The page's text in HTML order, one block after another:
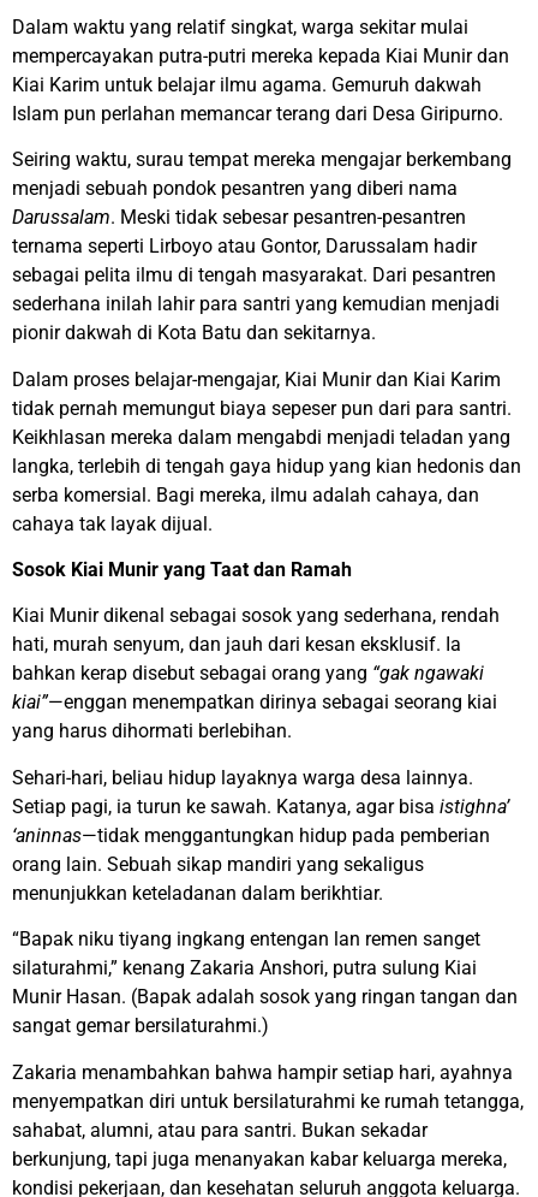
Dalam waktu yang relatif singkat, warga sekitar mulai
mempercayakan putra-putri mereka kepada Kiai Munir dan
Kiai Karim untuk belajar ilmu agama. Gemuruh dakwah
Islam pun perlahan memancar terang dari Desa Giripurno.
Seiring waktu, surau tempat mereka mengajar berkembang
menjadi sebuah pondok pesantren yang diberi nama
Darussalam. Meski tidak sebesar pesantren-pesantren
ternama seperti Lirboyo atau Gontor, Darussalam hadir
sebagai pelita ilmu di tengah masyarakat. Dari pesantren
sederhana inilah lahir para santri yang kemudian menjadi
pionir dakwah di Kota Batu dan sekitarnya.
Dalam proses belajar-mengajar, Kiai Munir dan Kiai Karim
tidak pernah memungut biaya sepeser pun dari para santri.
Keikhlasan mereka dalam mengabdi menjadi teladan yang
langka, terlebih di tengah gaya hidup yang kian hedonis dan
serba komersial. Bagi mereka, ilmu adalah cahaya, dan
cahaya tak layak dijual.
Sosok Kiai Munir yang Taat dan Ramah
Kiai Munir dikenal sebagai sosok yang sederhana, rendah
hati, murah senyum, dan jauh dari kesan eksklusif. Ia
bahkan kerap disebut sebagai orang yang “gak ngawaki
kiai”—enggan menempatkan dirinya sebagai seorang kiai
yang harus dihormati berlebihan.
Sehari-hari, beliau hidup layaknya warga desa lainnya.
Setiap pagi, ia turun ke sawah. Katanya, agar bisa istighna’
‘aninnas—tidak menggantungkan hidup pada pemberian
orang lain. Sebuah sikap mandiri yang sekaligus
menunjukkan keteladanan dalam berikhtiar.
“Bapak niku tiyang ingkang entengan lan remen sanget
silaturahmi,” kenang Zakaria Anshori, putra sulung Kiai
Munir Hasan. (Bapak adalah sosok yang ringan tangan dan
sangat gemar bersilaturahmi.)
Zakaria menambahkan bahwa hampir setiap hari, ayahnya
menyempatkan diri untuk bersilaturahmi ke rumah tetangga,
sahabat, alumni, atau para santri. Bukan sekadar
berkunjung, tapi juga menanyakan kabar keluarga mereka,
kondisi pekerjaan, dan kesehatan seluruh anggota keluarga.